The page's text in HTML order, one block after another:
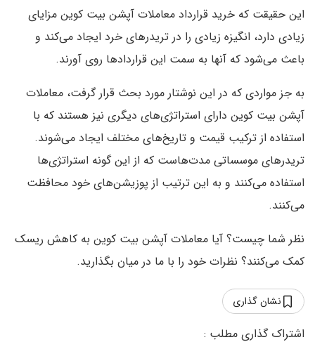
این حقیقت که خرید قرارداد معاملات آپشن بیت کوین مزایای
زیادی دارد، انگیزه زیادی را در تریدر‌های خرد ایجاد می‌کند و
باعث می‌شود که آنها به سمت این قرارداد‌ها روی آورند.
به جز مواردی که در این نوشتار مورد بحث قرار گرفت، معاملات
آپشن بیت کوین دارای استراتژی‌های دیگری نیز هستند که با
استفاده از ترکیب قیمت و تاریخ‌های مختلف ایجاد می‌شوند.
تریدر‌های موسساتی مدت‌هاست که از این گونه استراتژی‌ها
استفاده می‌کنند و به این ترتیب از پوزیشن‌های خود محافظت
می‌کنند.
نظر شما چیست؟ آیا معاملات آپشن بیت کوین به کاهش ریسک
کمک می‌کنند؟ نظرات خود را با ما در میان بگذارید.
نشان گذاری